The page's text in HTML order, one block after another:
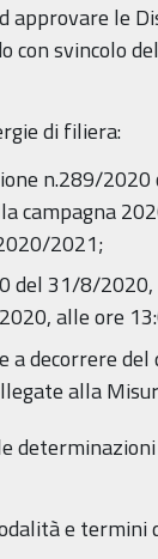
approvare le
con svincolo
di filiera:
n.289/2020
campagna
2021;
del 31/8/
alle ore
decorrere del
alla
e